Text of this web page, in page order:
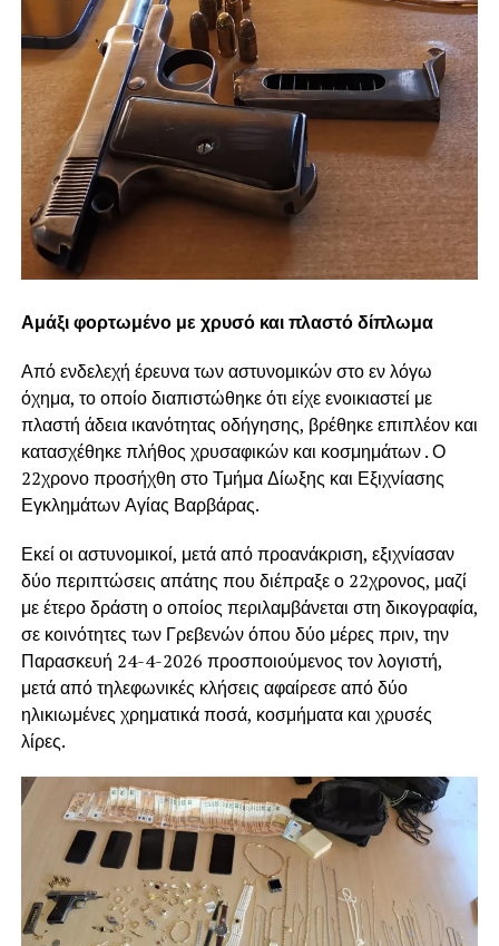
Αμάξι φορτωμένο με χρυσό και πλαστό δίπλωμα
Από ενδελεχή έρευνα των αστυνομικών στο εν λόγω
όχημα, το οποίο διαπιστώθηκε ότι είχε ενοικιαστεί με
πλαστή άδεια ικανότητας οδήγησης, βρέθηκε επιπλέον και
κατασχέθηκε πλήθος χρυσαφικών και κοσμημάτων . Ο
22χρονο προσήχθη στο Τμήμα Δίωξης και Εξιχνίασης
Εγκλημάτων Αγίας Βαρβάρας.
Εκεί οι αστυνομικοί, μετά από προανάκριση, εξιχνίασαν
δύο περιπτώσεις απάτης που διέπραξε ο 22χρονος, μαζί
με έτερο δράστη ο οποίος περιλαμβάνεται στη δικογραφία,
σε κοινότητες των Γρεβενών όπου δύο μέρες πριν, την
Παρασκευή 24-4-2026 προσποιούμενος τον λογιστή,
μετά από τηλεφωνικές κλήσεις αφαίρεσε από δύο
ηλικιωμένες χρηματικά ποσά, κοσμήματα και χρυσές
λίρες.